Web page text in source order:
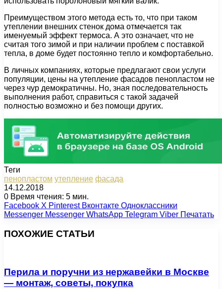
Преимуществом этого метода есть то, что при таком
утеплении внешних стенок дома отмечается так
именуемый эффект термоса. А это означает, что не
считая того зимой и при наличии проблем с поставкой
тепла, в доме будет постоянно тепло и комфортабельно.
В личных компаниях, которые предлагают свои услуги
популяции, цены на утепление фасадов пенопластом не
через чур демократичны. Но, зная последовательность
выполнения работ, справиться с такой задачей
полностью возможно и без помощи других.
Теги
пенопластом утепление фасада
14.12.2018
0 Время чтения: 5 мин.
Facebook X Pinterest Вконтакте Одноклассники
Messenger Messenger WhatsApp Telegram Viber Печатать
ПОХОЖИЕ СТАТЬИ
Перила и поручни из нержавейки в Москве
— монтаж, советы, покупка